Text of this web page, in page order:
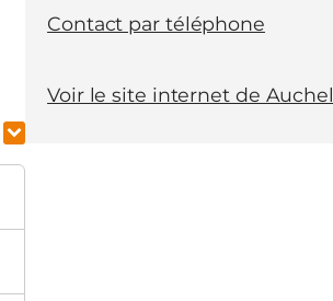
Contact par téléphone
Voir le site internet de Auchel